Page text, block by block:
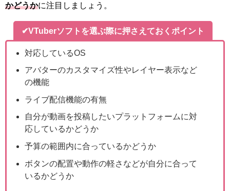
かどうかに注目しましょう。
✔VTuberソフトを選ぶ際に押さえておくポイント
対応しているOS
アバターのカスタマイズ性やレイヤー表示など
の機能
ライブ配信機能の有無
自分が動画を投稿したいプラットフォームに対
応しているかどうか
予算の範囲内に合っているかどうか
ボタンの配置や動作の軽さなどが自分に合って
いるかどうか